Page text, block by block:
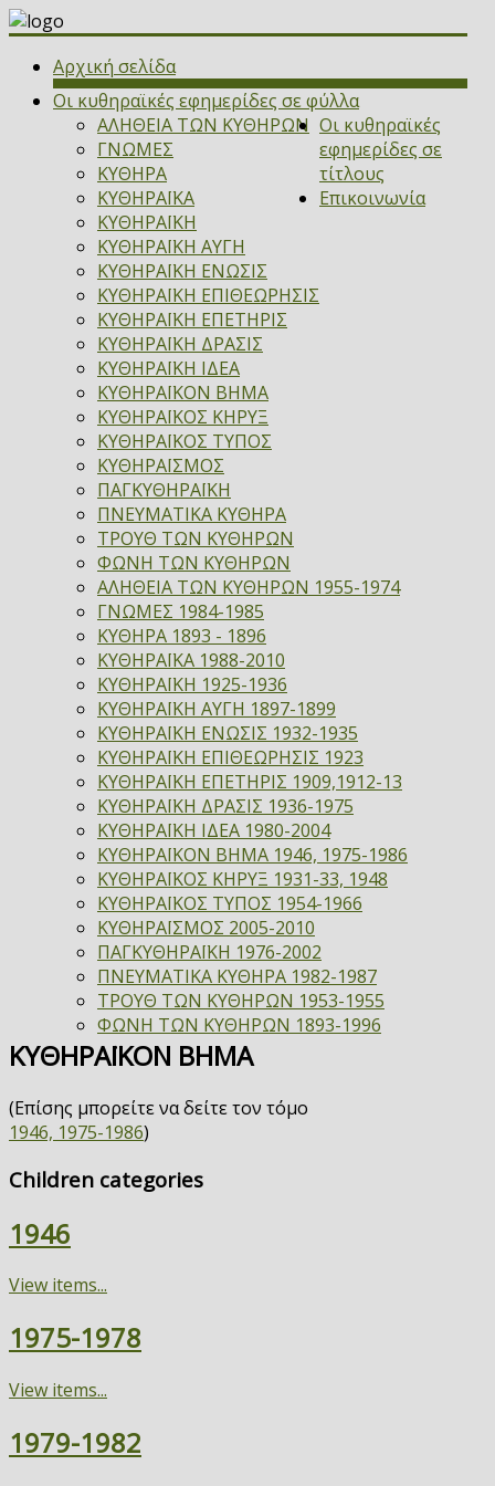
Αρχική σελίδα
Οι κυθηραϊκές εφημερίδες σε φύλλα
ΑΛΗΘΕΙΑ ΤΩΝ ΚΥΘΗΡΩΝ
ΓΝΩΜΕΣ
ΚΥΘΗΡΑ
ΚΥΘΗΡΑΪΚΑ
ΚΥΘΗΡΑΪΚΗ
ΚΥΘΗΡΑΪΚΗ ΑΥΓΗ
ΚΥΘΗΡΑΪΚΗ ΕΝΩΣΙΣ
ΚΥΘΗΡΑΪΚΗ ΕΠΙΘΕΩΡΗΣΙΣ
ΚΥΘΗΡΑΪΚΗ ΕΠΕΤΗΡΙΣ
ΚΥΘΗΡΑΪΚΗ ΔΡΑΣΙΣ
ΚΥΘΗΡΑΪΚΗ ΙΔΕΑ
ΚΥΘΗΡΑΪΚΟΝ ΒΗΜΑ
ΚΥΘΗΡΑΪΚΟΣ ΚΗΡΥΞ
ΚΥΘΗΡΑΪΚΟΣ ΤΥΠΟΣ
ΚΥΘΗΡΑΪΣΜΟΣ
ΠΑΓΚΥΘΗΡΑΪΚΗ
ΠΝΕΥΜΑΤΙΚΑ ΚΥΘΗΡΑ
ΤΡΟΥΘ ΤΩΝ ΚΥΘΗΡΩΝ
ΦΩΝΗ ΤΩΝ ΚΥΘΗΡΩΝ
Οι κυθηραϊκές
εφημερίδες σε
τίτλους
ΑΛΗΘΕΙΑ ΤΩΝ ΚΥΘΗΡΩΝ 1955-1974
ΓΝΩΜΕΣ 1984-1985
ΚΥΘΗΡΑ 1893 - 1896
ΚΥΘΗΡΑΪΚΑ 1988-2010
ΚΥΘΗΡΑΪΚΗ 1925-1936
ΚΥΘΗΡΑΪΚΗ ΑΥΓΗ 1897-1899
ΚΥΘΗΡΑΪΚΗ ΕΝΩΣΙΣ 1932-1935
ΚΥΘΗΡΑΪΚΗ ΕΠΙΘΕΩΡΗΣΙΣ 1923
ΚΥΘΗΡΑΪΚΗ ΕΠΕΤΗΡΙΣ 1909,1912-13
ΚΥΘΗΡΑΪΚΗ ΔΡΑΣΙΣ 1936-1975
ΚΥΘΗΡΑΪΚΗ ΙΔΕΑ 1980-2004
ΚΥΘΗΡΑΪΚΟΝ ΒΗΜΑ 1946, 1975-1986
ΚΥΘΗΡΑΪΚΟΣ ΚΗΡΥΞ 1931-33, 1948
ΚΥΘΗΡΑΪΚΟΣ ΤΥΠΟΣ 1954-1966
ΚΥΘΗΡΑΪΣΜΟΣ 2005-2010
ΠΑΓΚΥΘΗΡΑΪΚΗ 1976-2002
ΠΝΕΥΜΑΤΙΚΑ ΚΥΘΗΡΑ 1982-1987
ΤΡΟΥΘ ΤΩΝ ΚΥΘΗΡΩΝ 1953-1955
ΦΩΝΗ ΤΩΝ ΚΥΘΗΡΩΝ 1893-1996
Επικοινωνία
ΚΥΘΗΡΑΪΚΟΝ ΒΗΜΑ
(Επίσης μπορείτε να δείτε τον τόμο
1946, 1975-1986)
Children categories
1946
View items...
1975-1978
View items...
1979-1982